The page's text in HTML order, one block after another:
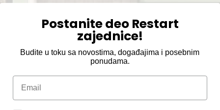
Postanite deo Restart
zajednice!
Budite u toku sa novostima, događajima i posebnim
ponudama.
Email